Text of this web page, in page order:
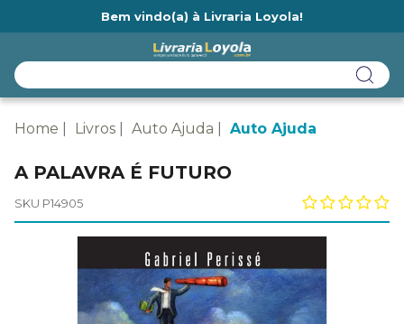
Bem vindo(a) à Livraria Loyola!
Home Livros Auto Ajuda Auto Ajuda
A PALAVRA É FUTURO
SKU P14905